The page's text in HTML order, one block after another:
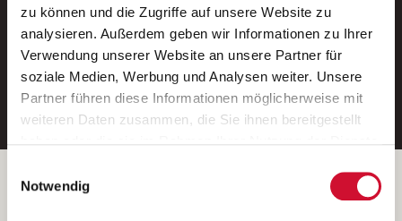
zu können und die Zugriffe auf unsere Website zu
analysieren. Außerdem geben wir Informationen zu Ihrer
Verwendung unserer Website an unsere Partner für
soziale Medien, Werbung und Analysen weiter. Unsere
Partner führen diese Informationen möglicherweise mit
weiteren Daten zusammen, die Sie ihnen bereitgestellt
Wenn Sie auf „Cookies zulassen“ klicken, so stimmen
Sie der Speicherung sämtlicher Cookies zu. Sie können
Notwendig
Ein kostenloser Service von AWO
Jobs.
E-Mail-Adresse eintragen
Betreiber der Webseite